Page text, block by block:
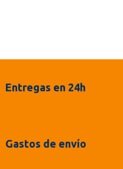
Entregas en 24h
Gastos de envío